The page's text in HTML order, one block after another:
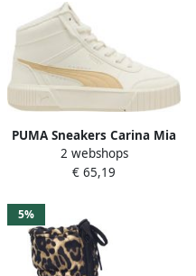
PUMA Sneakers Carina Mia
Mid WTR Dames Beige
2 webshops
€ 65,19
5%